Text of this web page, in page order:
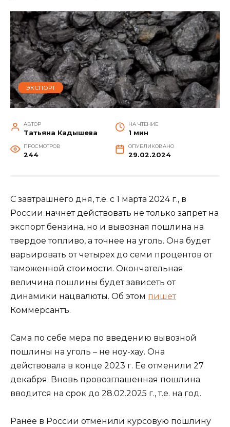
ЭКСПОРТ
АВТОР
Татьяна Кадышева
НА ЧТЕНИЕ
1 мин
ПРОСМОТРОВ
244
ОПУБЛИКОВАНО
29.02.2024
С завтрашнего дня, т.е. с 1 марта 2024 г., в
России начнет действовать не только запрет на
экспорт бензина, но и вывозная пошлина на
твердое топливо, а точнее на уголь. Она будет
варьировать от четырех до семи процентов от
таможенной стоимости. Окончательная
величина пошлины будет зависеть от
динамики нацвалюты. Об этом пишет
Коммерсантъ.
Сама по себе мера по введению вывозной
пошлины на уголь – не ноу-хау. Она
действовала в конце 2023 г. Ее отменили 27
декабря. Вновь провозглашенная пошлина
вводится на срок до 28.02.2025 г., т.е. на год.
Ранее в России отменили курсовую пошлину